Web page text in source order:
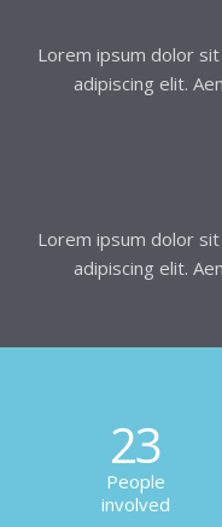
Lorem ipsum dolor
adipiscing elit.
Lorem ipsum dolor
adipiscing elit.
23
People
involved